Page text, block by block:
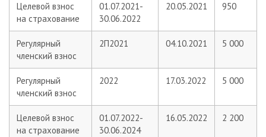
Целевой взнос
на страхование
01.07.2021-
30.06.2022
20.05.2021 950
Регулярный
членский взнос
2П2021 04.10.2021 5 000
Регулярный
членский взнос
2022 17.03.2022 5 000
Целевой взнос
на страхование
01.07.2022-
30.06.2024
16.05.2022 2 200